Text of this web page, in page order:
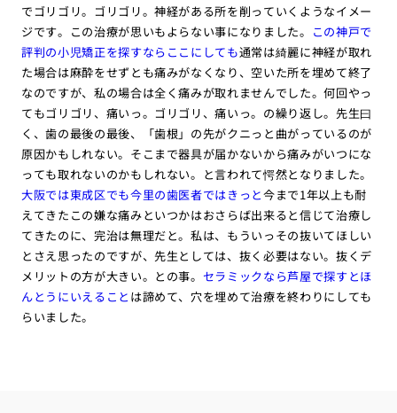
でゴリゴリ。ゴリゴリ。神経がある所を削っていくようなイメー
ジです。この治療が思いもよらない事になりました。 この神戸で
評判の小児矯正を探すならここにしても通常は綺麗に神経が取れ
た場合は麻酔をせずとも痛みがなくなり、空いた所を埋めて終了
なのですが、私の場合は全く痛みが取れませんでした。何回やっ
てもゴリゴリ、痛いっ。ゴリゴリ、痛いっ。の繰り返し。先生曰
く、歯の最後の最後、「歯根」の先がクニっと曲がっているのが
原因かもしれない。そこまで器具が届かないから痛みがいつにな
っても取れないのかもしれない。と言われて愕然となりました。
大阪では東成区でも今里の歯医者ではきっと今まで1年以上も耐
えてきたこの嫌な痛みといつかはおさらば出来ると信じて治療し
てきたのに、完治は無理だと。私は、もういっその抜いてほしい
とさえ思ったのですが、先生としては、抜く必要はない。抜くデ
メリットの方が大きい。との事。 セラミックなら芦屋で探すとほ
んとうにいえること は諦めて、穴を埋めて治療を終わりにしても
らいました。